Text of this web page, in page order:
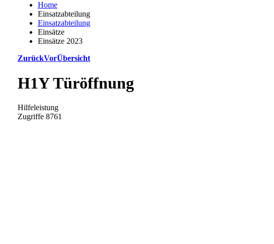
Home
Einsatzabteilung
Einsatzabteilung
Einsätze
Einsätze 2023
ZurückVorÜbersicht
H1Y Türöffnung
Hilfeleistung
Zugriffe 8761